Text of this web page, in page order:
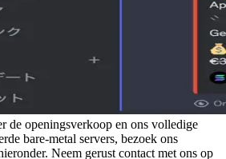
de openingsverkoop en ons volledige
bare-metal servers, bezoek ons
Neem gerust contact met ons op